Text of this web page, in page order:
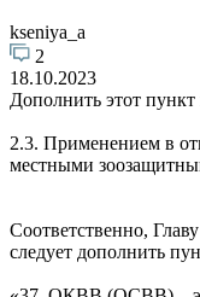
kseniya_a
2
18.10.2023
Дополнить этот
2.3. Применением в
местными
Соответственно,
следует дополнить